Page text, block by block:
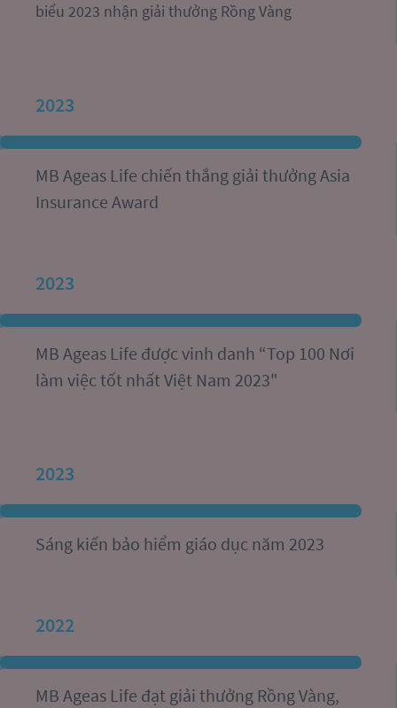
biểu 2023 nhận giải thưởng Rồng Vàng
2023
MB Ageas Life chiến thắng giải thưởng Asia
Insurance Award
2023
MB Ageas Life được vinh danh “Top 100 Nơi
làm việc tốt nhất Việt Nam 2023"
2023
Sáng kiến bảo hiểm giáo dục năm 2023
2022
MB Ageas Life đạt giải thưởng Rồng Vàng,